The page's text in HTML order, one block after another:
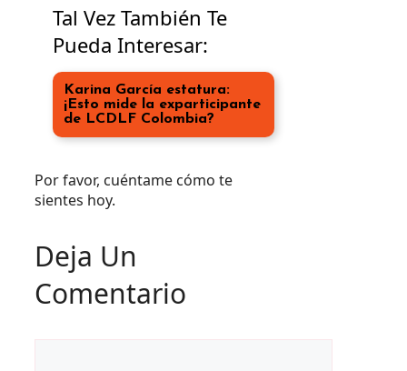
Tal Vez También Te
Pueda Interesar:
Karina García estatura:
¡Esto mide la exparticipante
de LCDLF Colombia?
Por favor, cuéntame cómo te
sientes hoy.
Deja Un
Comentario